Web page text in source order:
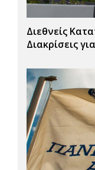
Διεθνείς
Διακρίσεις